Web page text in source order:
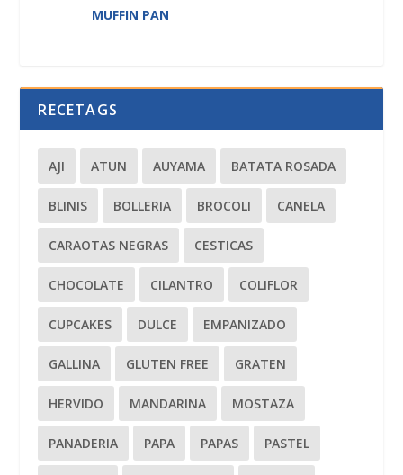
MUFFIN PAN
RECETAGS
AJI ATUN AUYAMA BATATA ROSADA
BLINIS BOLLERIA BROCOLI CANELA
CARAOTAS NEGRAS CESTICAS
CHOCOLATE CILANTRO COLIFLOR
CUPCAKES DULCE EMPANIZADO
GALLINA GLUTEN FREE GRATEN
HERVIDO MANDARINA MOSTAZA
PANADERIA PAPA PAPAS PASTEL